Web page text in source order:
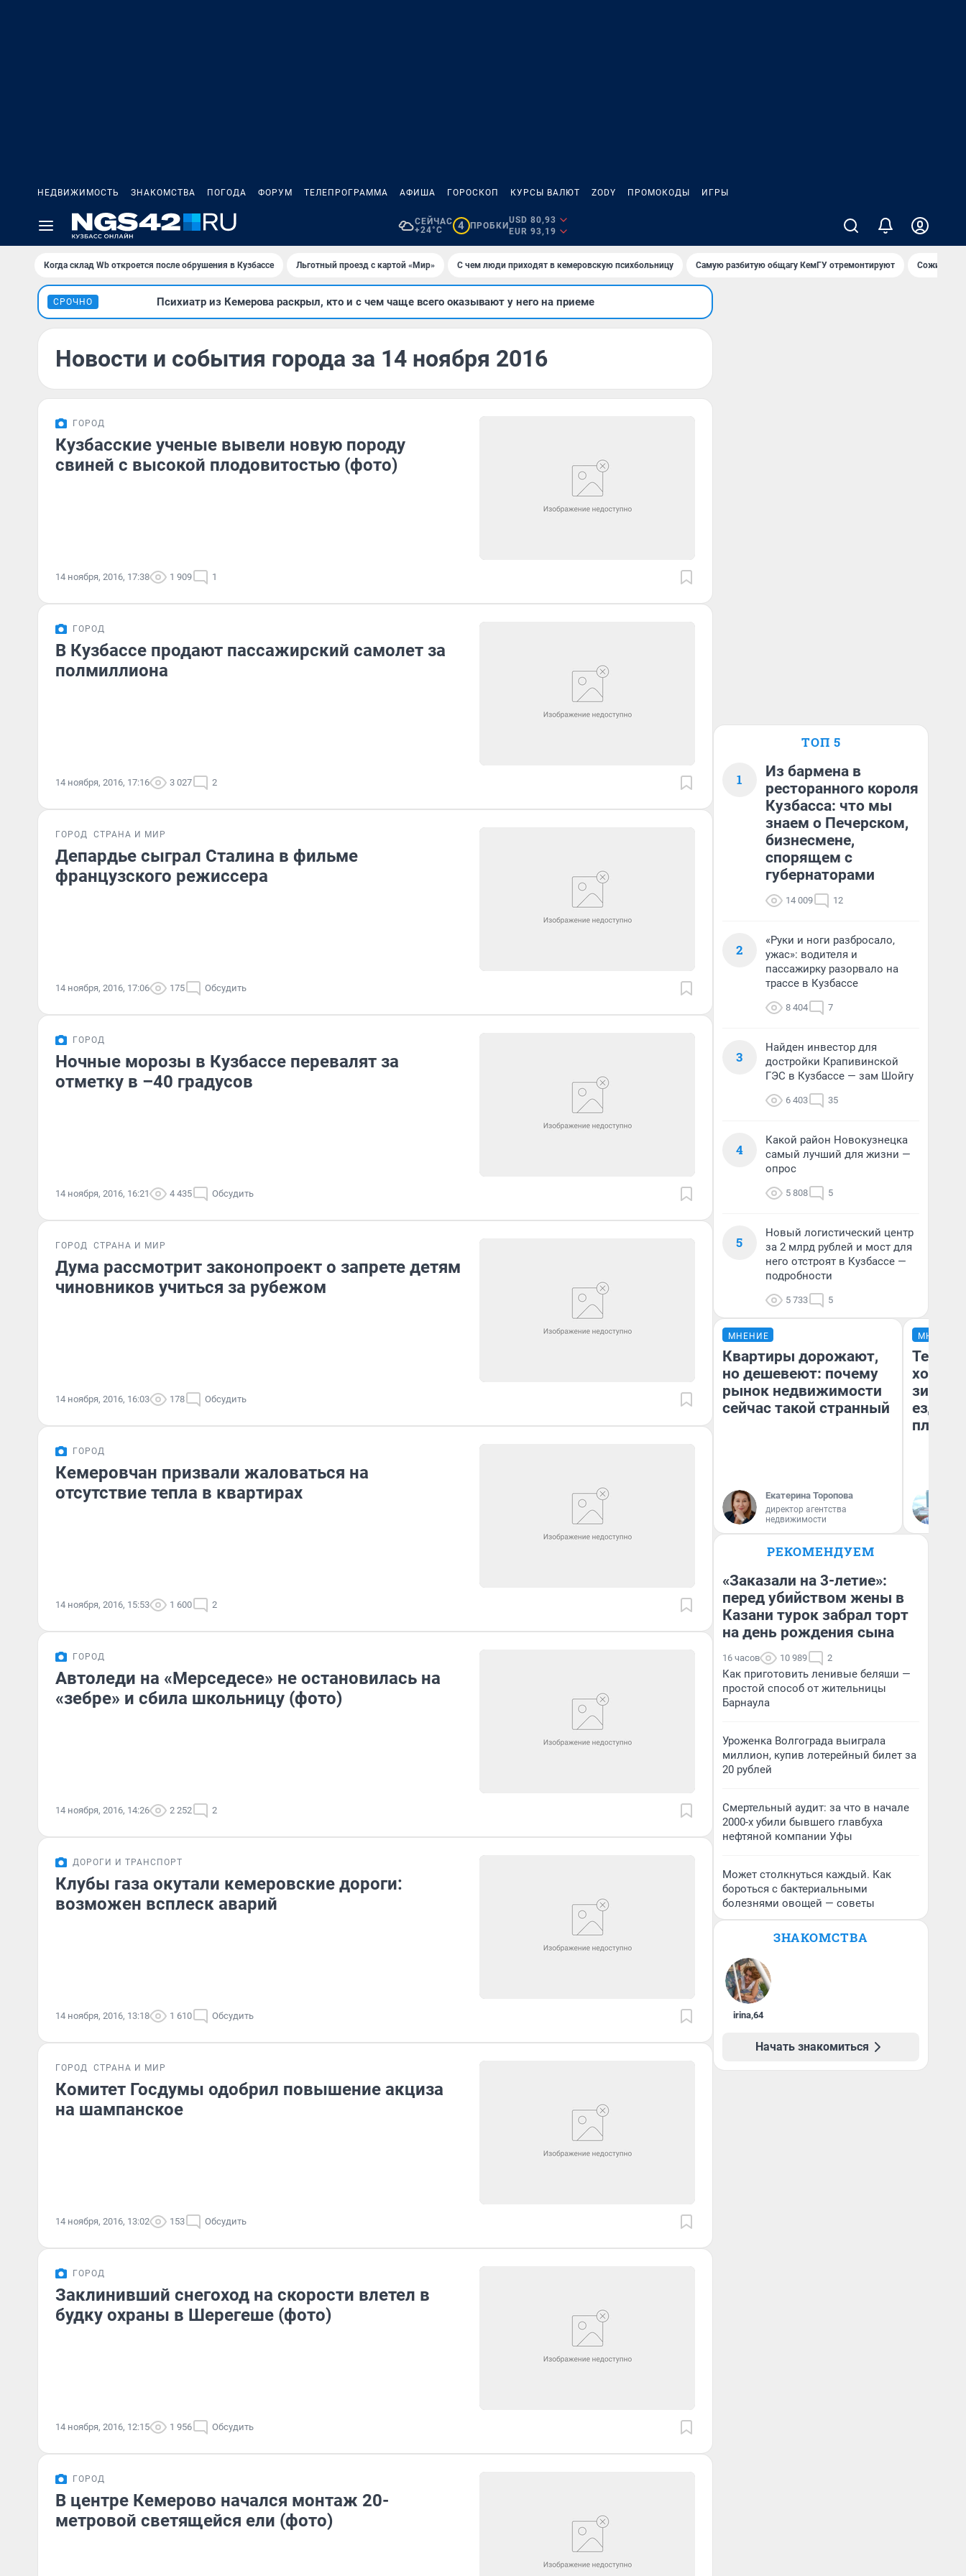
НЕДВИЖИМОСТЬ ЗНАКОМСТВА ПОГОДА ФОРУМ ТЕЛЕПРОГРАММА АФИША ГОРОСКОП КУРСЫ ВАЛЮТ ZODY ПРОМОКОДЫ ИГРЫ
СЕЙЧАС
+24°C
4 ПРОБКИ
USD 80,93
EUR 93,19
Когда склад Wb откроется после обрушения в Кузбассе Льготный проезд с картой «Мир» С чем люди приходят в кемеровскую психбольницу Самую разбитую общагу КемГУ отремонтируют
СРОЧНО Психиатр из Кемерова раскрыл, кто и с чем чаще всего оказывают у него на приеме
Новости и события города за 14 ноября 2016
ГОРОД
Кузбасские ученые вывели новую породу
свиней с высокой плодовитостью (фото)
14 ноября, 2016, 17:38 1 909 1
ГОРОД
В Кузбассе продают пассажирский самолет за
полмиллиона
14 ноября, 2016, 17:16 3 027 2
ГОРОД СТРАНА И МИР
Депардье сыграл Сталина в фильме
французского режиссера
14 ноября, 2016, 17:06 175 Обсудить
ГОРОД
Ночные морозы в Кузбассе перевалят за
отметку в –40 градусов
14 ноября, 2016, 16:21 4 435 Обсудить
ГОРОД СТРАНА И МИР
Дума рассмотрит законопроект о запрете детям
чиновников учиться за рубежом
14 ноября, 2016, 16:03 178 Обсудить
ГОРОД
Кемеровчан призвали жаловаться на
отсутствие тепла в квартирах
14 ноября, 2016, 15:53 1 600 2
ГОРОД
Автоледи на «Мерседесе» не остановилась на
«зебре» и сбила школьницу (фото)
14 ноября, 2016, 14:26 2 252 2
ДОРОГИ И ТРАНСПОРТ
Клубы газа окутали кемеровские дороги:
возможен всплеск аварий
14 ноября, 2016, 13:18 1 610 Обсудить
ГОРОД СТРАНА И МИР
Комитет Госдумы одобрил повышение акциза
на шампанское
14 ноября, 2016, 13:02 153 Обсудить
ГОРОД
Заклинивший снегоход на скорости влетел в
будку охраны в Шерегеше (фото)
14 ноября, 2016, 12:15 1 956 Обсудить
ГОРОД
В центре Кемерово начался монтаж 20-
метровой светящейся ели (фото)
ТОП 5
1
Из бармена в
ресторанного короля
Кузбасса: что мы
знаем о Печерском,
бизнесмене,
спорящем с
губернаторами
14 009 12
2
«Руки и ноги разбросало,
ужас»: водителя и
пассажирку разорвало на
трассе в Кузбассе
8 404 7
3
Найден инвестор для
достройки Крапивинской
ГЭС в Кузбассе — зам Шойгу
6 403 35
4
Какой район Новокузнецка
самый лучший для жизни —
опрос
5 808 5
5
Новый логистический центр
за 2 млрд рублей и мост для
него отстроят в Кузбассе —
подробности
5 733 5
МНЕНИЕ
Квартиры дорожают,
но дешевеют: почему
рынок недвижимости
сейчас такой странный
Екатерина Торопова
директор агентства
недвижимости
МНЕНИЕ
Тепло
зимой.
ездит
плюсы
РЕКОМЕНДУЕМ
«Заказали на 3-летие»:
перед убийством жены в
Казани турок забрал торт
на день рождения сына
16 часов 10 989 2
Как приготовить ленивые беляши —
простой способ от жительницы
Барнаула
Уроженка Волгограда выиграла
миллион, купив лотерейный билет за
20 рублей
Смертельный аудит: за что в начале
2000-х убили бывшего главбуха
нефтяной компании Уфы
Может столкнуться каждый. Как
бороться с бактериальными
болезнями овощей — советы
ЗНАКОМСТВА
irina,64
Начать знакомиться